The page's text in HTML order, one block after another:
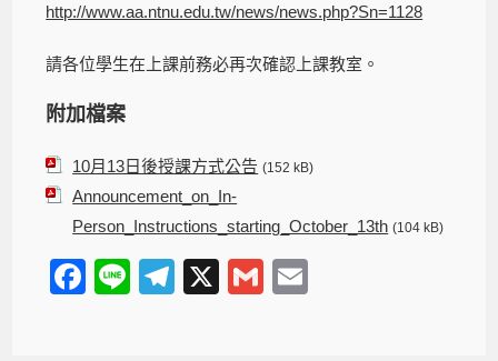
http://www.aa.ntnu.edu.tw/news/news.php?Sn=1128
請各位學生在上課前務必再次確認上課教室。
附加檔案
10月13日後授課方式公告 (152 kB)
Announcement_on_In-
Person_Instructions_starting_October_13th (104 kB)
F
Li
T
X
G